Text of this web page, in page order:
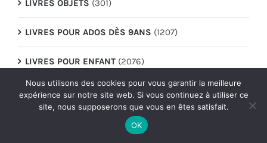
LIVRES OBJETS (301)
LIVRES POUR ADOS DÈS 9ANS (1207)
LIVRES POUR ENFANT (2076)
LIVRES POUR ENFANT 0 À 3 ANS (653)
Nous utilisons des cookies pour vous garantir la meilleure
expérience sur notre site web. Si vous continuez à utiliser ce
site, nous supposerons que vous en êtes satisfait.
OK